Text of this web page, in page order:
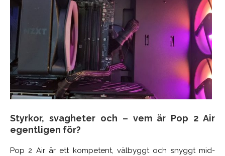
Styrkor, svagheter och – vem är Pop 2 Air
egentligen för?
Pop 2 Air är ett kompetent, välbyggt och snyggt mid-